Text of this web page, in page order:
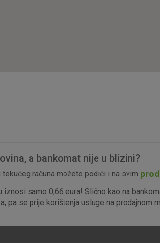
a bankomat nije u blizini?
računa možete podići i na svim
iznosi samo 0,66 eura! Slično kao na
pa se prije korištenja usluge na prodajnom
Marketinški